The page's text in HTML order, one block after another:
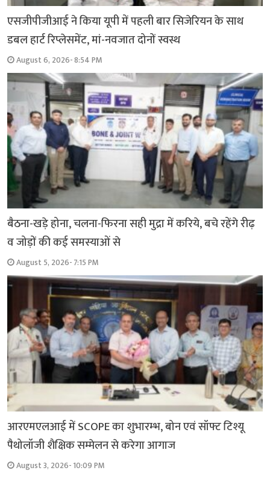
एसजीपीजीआई ने किया यूपी में पहली बार सिजेरियन के साथ
डबल हार्ट रिप्लेसमेंट, मां-नवजात दोनों स्वस्थ
August 6, 2026- 8:54 PM
बैठना-खड़े होना, चलना-फिरना सही मुद्रा में करिये, बचे रहेंगे रीढ़
व जोड़ों की कई समस्याओं से
August 5, 2026- 7:15 PM
आरएमएलआई में SCOPE का शुभारम्भ, बोन एवं सॉफ्ट टिश्यू
पैथोलॉजी शैक्षिक सम्मेलन से करेगा आगाज
August 3, 2026- 10:09 PM